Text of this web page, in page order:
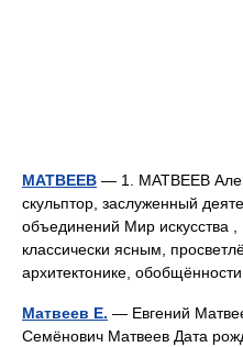
МАТВЕЕВ — 1. МАТВЕЕВ
скульптор, заслуженный
объединений Мир искусства
классически ясным,
архитектонике,
Матвеев Е. — Евгений
Семёнович Матвеев Дата